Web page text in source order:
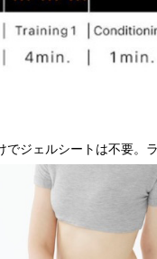
でジェルシートは不要。